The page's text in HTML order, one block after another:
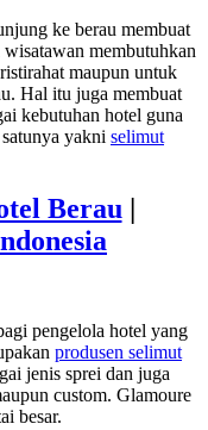
ke berau membuat
membutuhkan
maupun untuk
Hal itu juga membuat
kebutuhan hotel guna
yakni selimut
Berau |
pengelola hotel yang
produsen selimut
jenis sprei dan juga
custom. Glamoure
besar.